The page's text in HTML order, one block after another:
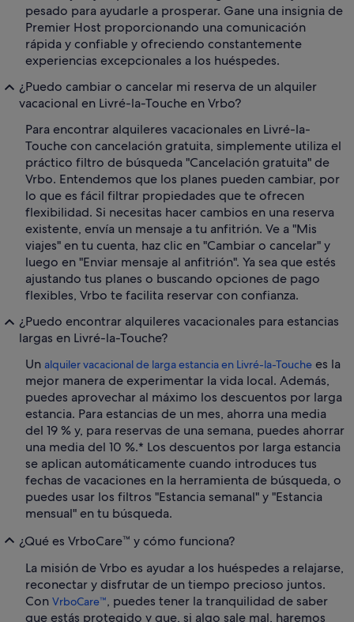
pesado para ayudarle a prosperar. Gane una insignia de
Premier Host proporcionando una comunicación
rápida y confiable y ofreciendo constantemente
experiencias excepcionales a los huéspedes.
¿Puedo cambiar o cancelar mi reserva de un alquiler
vacacional en Livré-la-Touche en Vrbo?
Para encontrar alquileres vacacionales en Livré-la-
Touche con cancelación gratuita, simplemente utiliza el
práctico filtro de búsqueda "Cancelación gratuita" de
Vrbo. Entendemos que los planes pueden cambiar, por
lo que es fácil filtrar propiedades que te ofrecen
flexibilidad. Si necesitas hacer cambios en una reserva
existente, envía un mensaje a tu anfitrión. Ve a "Mis
viajes" en tu cuenta, haz clic en "Cambiar o cancelar" y
luego en "Enviar mensaje al anfitrión". Ya sea que estés
ajustando tus planes o buscando opciones de pago
flexibles, Vrbo te facilita reservar con confianza.
¿Puedo encontrar alquileres vacacionales para estancias
largas en Livré-la-Touche?
Un alquiler vacacional de larga estancia en Livré-la-Touche es la
mejor manera de experimentar la vida local. Además,
puedes aprovechar al máximo los descuentos por larga
estancia. Para estancias de un mes, ahorra una media
del 19 % y, para reservas de una semana, puedes ahorrar
una media del 10 %.* Los descuentos por larga estancia
se aplican automáticamente cuando introduces tus
fechas de vacaciones en la herramienta de búsqueda, o
puedes usar los filtros "Estancia semanal" y "Estancia
mensual" en tu búsqueda.
¿Qué es VrboCare™ y cómo funciona?
La misión de Vrbo es ayudar a los huéspedes a relajarse,
reconectar y disfrutar de un tiempo precioso juntos.
Con VrboCare™, puedes tener la tranquilidad de saber
que estás protegido y que, si algo sale mal, haremos